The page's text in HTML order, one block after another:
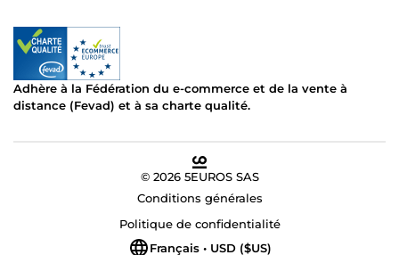
Adhère à la Fédération du e-commerce et de la vente à
distance (Fevad) et à sa charte qualité.
© 2026 5EUROS SAS
Conditions générales
Politique de confidentialité
Français • USD ($US)